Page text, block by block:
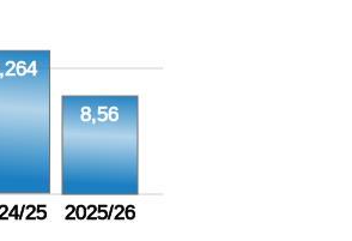
8,56
25 2025/26